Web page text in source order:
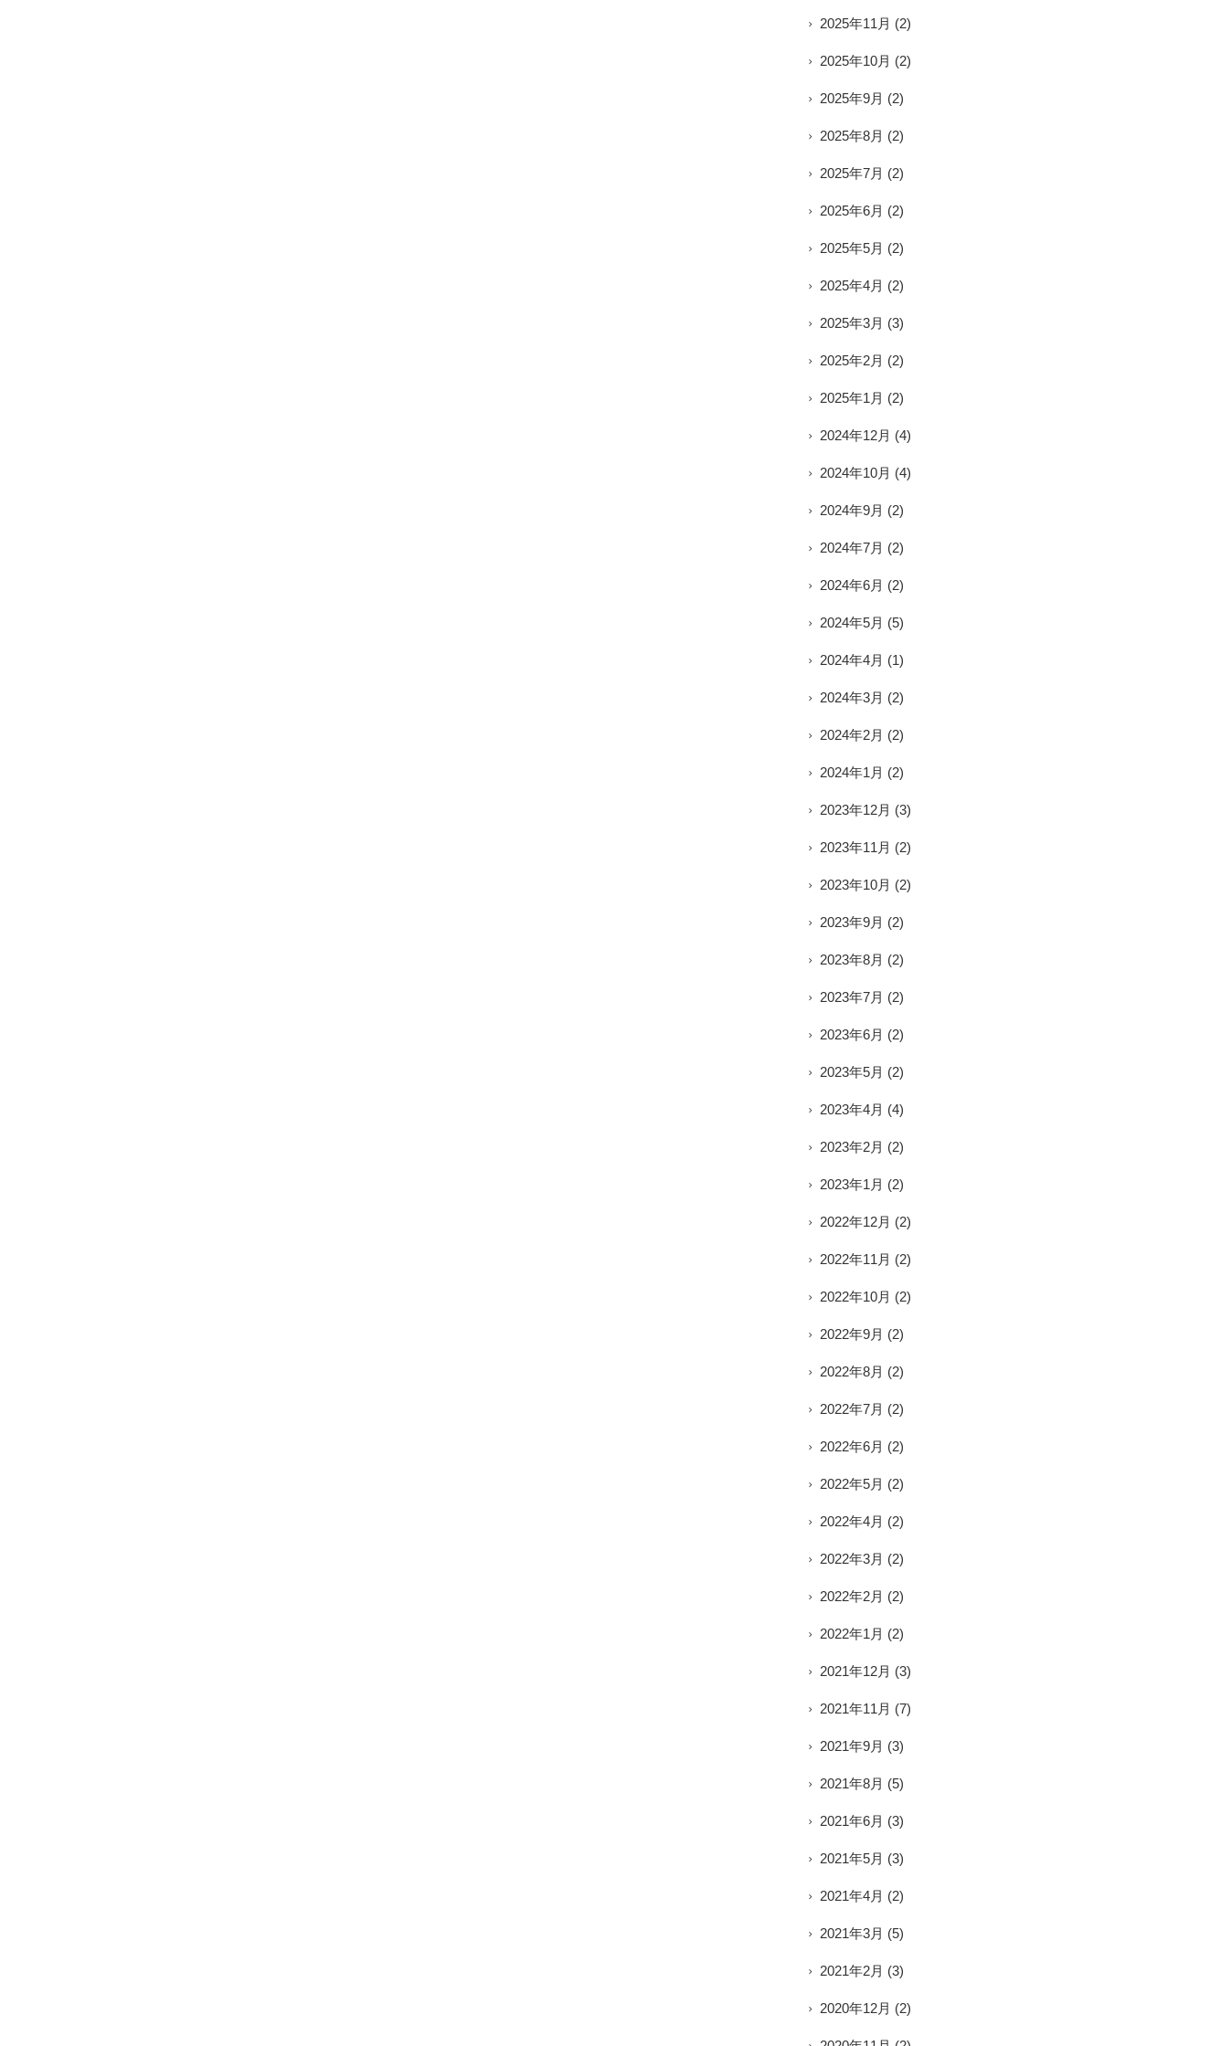
2025年11月 (2)
2025年10月 (2)
2025年9月 (2)
2025年8月 (2)
2025年7月 (2)
2025年6月 (2)
2025年5月 (2)
2025年4月 (2)
2025年3月 (3)
2025年2月 (2)
2025年1月 (2)
2024年12月 (4)
2024年10月 (4)
2024年9月 (2)
2024年7月 (2)
2024年6月 (2)
2024年5月 (5)
2024年4月 (1)
2024年3月 (2)
2024年2月 (2)
2024年1月 (2)
2023年12月 (3)
2023年11月 (2)
2023年10月 (2)
2023年9月 (2)
2023年8月 (2)
2023年7月 (2)
2023年6月 (2)
2023年5月 (2)
2023年4月 (4)
2023年2月 (2)
2023年1月 (2)
2022年12月 (2)
2022年11月 (2)
2022年10月 (2)
2022年9月 (2)
2022年8月 (2)
2022年7月 (2)
2022年6月 (2)
2022年5月 (2)
2022年4月 (2)
2022年3月 (2)
2022年2月 (2)
2022年1月 (2)
2021年12月 (3)
2021年11月 (7)
2021年9月 (3)
2021年8月 (5)
2021年6月 (3)
2021年5月 (3)
2021年4月 (2)
2021年3月 (5)
2021年2月 (3)
2020年12月 (2)